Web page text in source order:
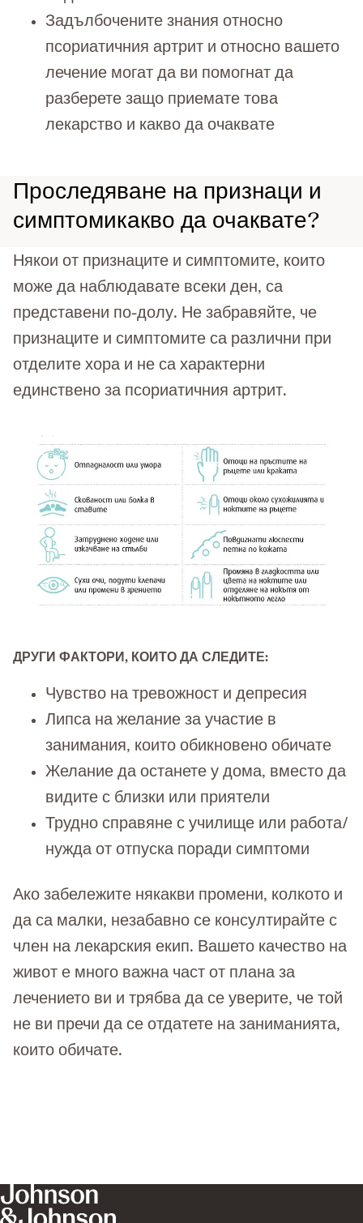
Задълбочените знания относно
псориатичния артрит и относно вашето
лечение могат да ви помогнат да
разберете защо приемате това
лекарство и какво да очаквате
Проследяване на признаци и
симптомикакво да очаквате?
Някои от признаците и симптомите, които
може да наблюдавате всеки ден, са
представени по-долу. Не забравяйте, че
признаците и симптомите са различни при
отделите хора и не са характерни
единствено за псориатичния артрит.
ДРУГИ ФАКТОРИ, КОИТО ДА СЛЕДИТЕ:
Чувство на тревожност и депресия
Липса на желание за участие в
занимания, които обикновено обичате
Желание да останете у дома, вместо да
видите с близки или приятели
Трудно справяне с училище или работа/
нужда от отпуска поради симптоми
Ако забележите някакви промени, колкото и
да са малки, незабавно се консултирайте с
член на лекарския екип. Вашето качество на
живот е много важна част от плана за
лечението ви и трябва да се уверите, че той
не ви пречи да се отдатете на заниманията,
които обичате.